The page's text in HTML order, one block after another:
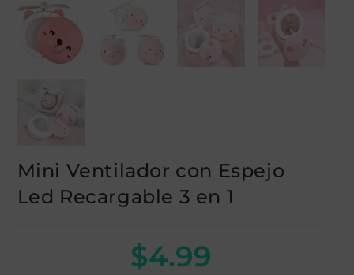
Mini Ventilador con Espejo
Led Recargable 3 en 1
$4.99